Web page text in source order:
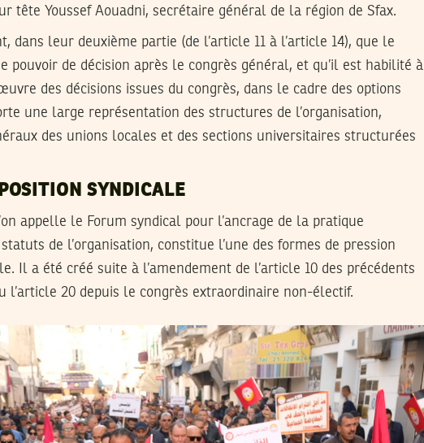
tête Youssef Aouadni, secrétaire général de la région de Sfax.
dans leur deuxième partie (de l’article 11 à l’article 14), que le
pouvoir de décision après le congrès général, et qu’il est habilité à
des décisions issues du congrès, dans le cadre des options
une large représentation des structures de l’organisation,
des unions locales et des sections universitaires structurées
SYNDICALE
appelle le Forum syndical pour l’ancrage de la pratique
de l’organisation, constitue l’une des formes de pression
Il a été créé suite à l’amendement de l’article 10 des précédents
l’article 20 depuis le congrès extraordinaire non-électif.